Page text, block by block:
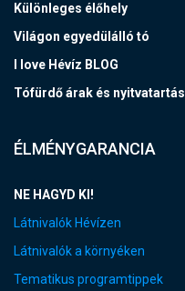
Különleges élőhely
Világon egyedülálló tó
I love Hévíz BLOG
Tófürdő árak és nyitvatartás
ÉLMÉNYGARANCIA
NE HAGYD KI!
Látnivalók Hévízen
Látnivalók a környéken
Tematikus programtippek